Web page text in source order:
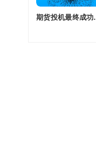
期货投机